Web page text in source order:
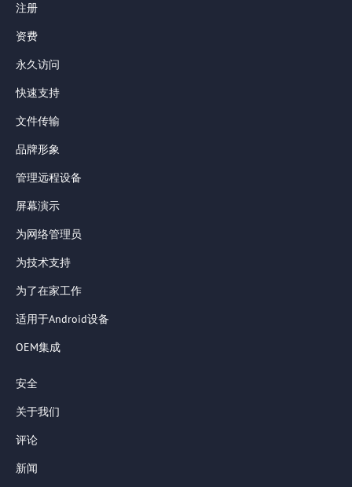
注册
资费
永久访问
快速支持
文件传输
品牌形象
管理远程设备
屏幕演示
为网络管理员
为技术支持
为了在家工作
适用于Android设备
OEM集成
安全
关于我们
评论
新闻